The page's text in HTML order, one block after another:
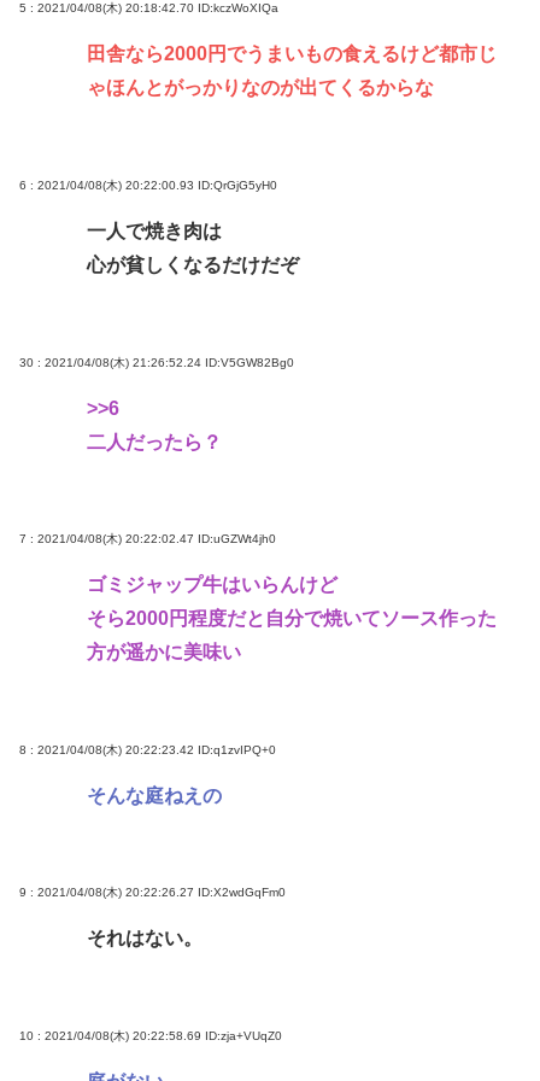
5 : 2021/04/08(木) 20:18:42.70 ID:kczWoXIQa
田舎なら2000円でうまいもの食えるけど都市じ
ゃほんとがっかりなのが出てくるからな
6 : 2021/04/08(木) 20:22:00.93 ID:QrGjG5yH0
一人で焼き肉は
心が貧しくなるだけだぞ
30 : 2021/04/08(木) 21:26:52.24 ID:V5GW82Bg0
>>6
二人だったら？
7 : 2021/04/08(木) 20:22:02.47 ID:uGZWt4jh0
ゴミジャップ牛はいらんけど
そら2000円程度だと自分で焼いてソース作った
方が遥かに美味い
8 : 2021/04/08(木) 20:22:23.42 ID:q1zvIPQ+0
そんな庭ねえの
9 : 2021/04/08(木) 20:22:26.27 ID:X2wdGqFm0
それはない。
10 : 2021/04/08(木) 20:22:58.69 ID:zja+VUqZ0